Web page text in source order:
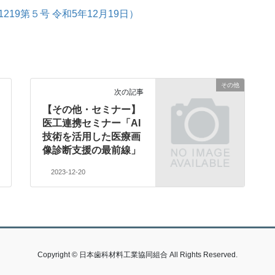
第５号 令和5年12月19日）
その他
次の記事
【その他・セミナー】
医工連携セミナー「AI
技術を活用した医療画
像診断支援の最前線」
2023-12-20
Copyright © 日本歯科材料工業協同組合 All Rights Reserved.